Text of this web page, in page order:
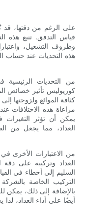
على الرغم من دقتها،
قياس التدفق. تنبع هذه
وظروف التشغيل،
هذه التحديات عند حساب
من التحديات
كوريوليس تأثير خصائص
كثافة الموائع ولزوجتها
مراعاة هذه الاختلافات
يمكن أن تؤثر
العداد، مما يجعل من
من الاعتبارات الأخرى
العداد وتركيبه على
السليم إلى أخطاء في
التركيب الخاصة
بالإضافة إلى ذلك، يمكن
أيضًا على أداء العداد،